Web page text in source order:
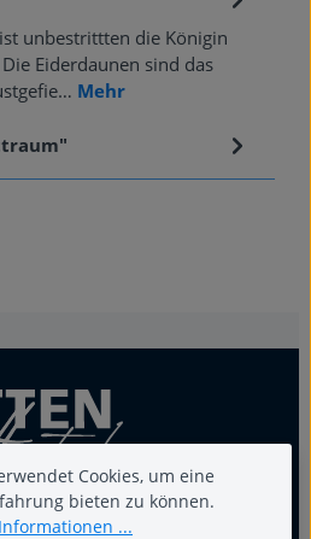
unbestrittten die Königin
Eiderdaunen sind das
Mehr
Cookies, um eine
bieten zu können.
...